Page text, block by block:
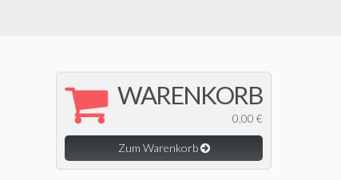
WARENKORB
0,00 €
Zum Warenkorb